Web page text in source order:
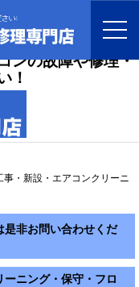
ンの故障や修理・
！
・新設・エアコンクリーニ
是非お問い合わせくだ
ニング・保守・フロ